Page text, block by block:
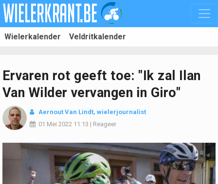
Wielerkalender Veldritkalender
Ervaren rot geeft toe: "Ik zal Ilan
Van Wilder vervangen in Giro"
Aernout Van Lindt, wielerjournalist
01 Mei 2022 11:13 | Reageer